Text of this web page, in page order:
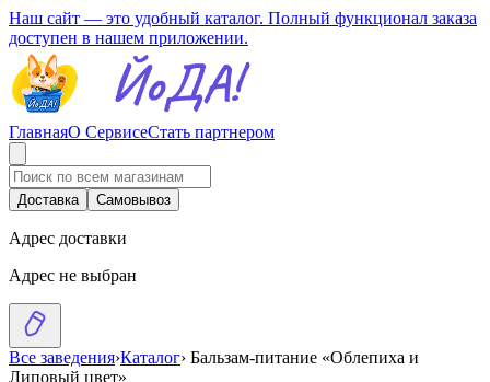
Наш сайт — это удобный каталог. Полный функционал заказа
доступен в нашем приложении.
ГлавнаяО СервисеСтать партнером
Доставка Самовывоз
Адрес доставки
Адрес не выбран
Все заведения›Каталог› Бальзам-питание «Облепиха и
Липовый цвет»